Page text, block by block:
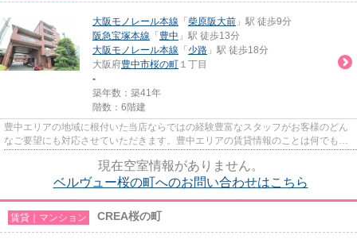
大阪モノレール本線 「 柴原阪大前 」駅 徒歩9分
阪急宝塚本線 「 豊中 」駅 徒歩13分
大阪モノレール本線 「 少路 」駅 徒歩18分
大阪府豊中市桜の町 １丁目
-
築年数：築41年
階数：6階建
豊中エリアの地域に根付いた当店ならではの経験豊富なスタッフがお客様のどん
なご要望にも対応させていただきます。豊中エリアの賃貸情報のことは何でもお
現在空室情報がありません。
ベルヴュー桜の町へのお問い合わせはこちら
賃貸｜マンション CREA桜の町